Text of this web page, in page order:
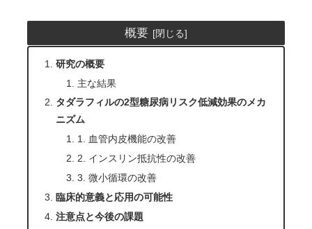
概要
研究の概要
主な結果
タダラフィルの2型糖尿病リスク低減効果のメカ
ニズム
1. 血管内皮機能の改善
2. インスリン抵抗性の改善
3. 微小循環の改善
臨床的意義と応用の可能性
注意点と今後の課題